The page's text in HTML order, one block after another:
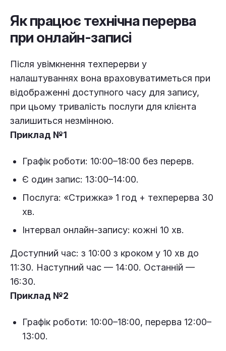
Як працює технічна перерва
при онлайн-записі
Після увімкнення техперерви у
налаштуваннях вона враховуватиметься при
відображенні доступного часу для запису,
при цьому тривалість послуги для клієнта
залишиться незмінною.
Приклад №1
Графік роботи: 10:00–18:00 без перерв.
Є один запис: 13:00–14:00.
Послуга: «Стрижка» 1 год + техперерва 30
хв.
Інтервал онлайн-запису: кожні 10 хв.
Доступний час: з 10:00 з кроком у 10 хв до
11:30. Наступний час — 14:00. Останній —
16:30.
Приклад №2
Графік роботи: 10:00–18:00, перерва 12:00–
13:00.